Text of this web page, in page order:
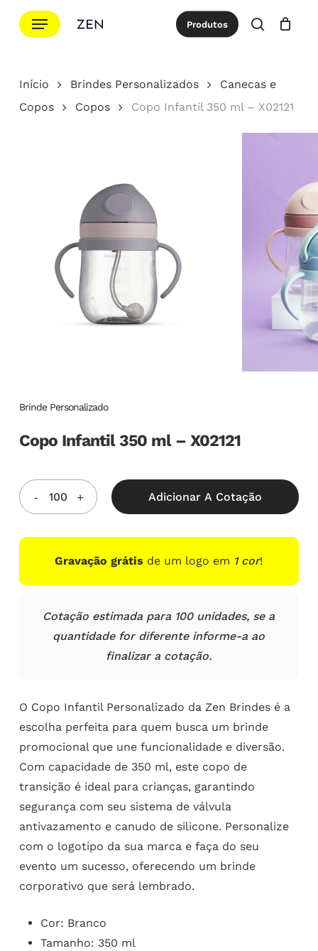
para
principal
Menu Produtos
procurar
Cotação Close
Início Brindes Personalizados
Canecas e
Copos
Copos Copo Infantil 350 ml – X02121
Brinde Personalizado
Copo Infantil 350 ml – X02121
Adicionar A Cotação
Gravação grátis de um logo em 1 cor!
Cotação estimada para 100 unidades, se a
quantidade for diferente informe-a ao
finalizar a cotação.
O Copo Infantil Personalizado da Zen Brindes é a
escolha perfeita para quem busca um brinde
promocional que une funcionalidade e diversão.
Com capacidade de 350 ml, este copo de
transição é ideal para crianças, garantindo
segurança com seu sistema de válvula
antivazamento e canudo de silicone. Personalize
com o logotipo da sua marca e faça do seu
evento um sucesso, oferecendo um brinde
corporativo que será lembrado.
Cor: Branco
Tamanho: 350 ml